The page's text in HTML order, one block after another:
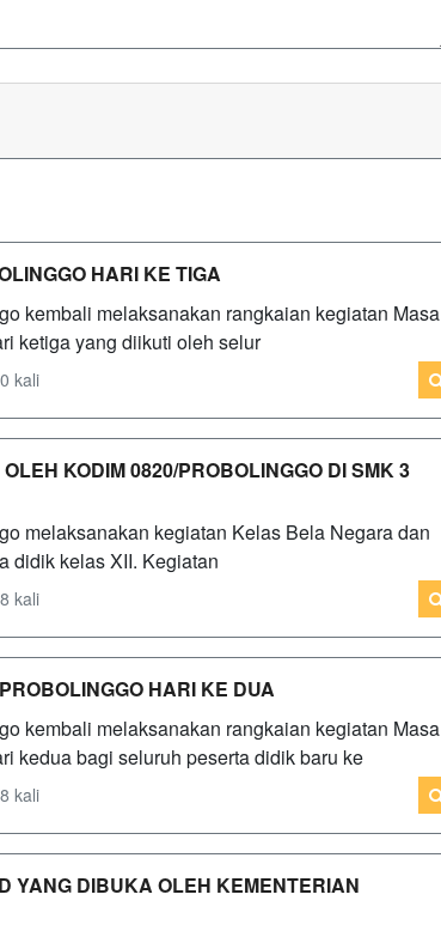
HARI KE TIGA
kembali melaksanakan rangkaian kegiatan Masa
ketiga yang diikuti oleh selur
kali
KODIM 0820/PROBOLINGGO DI SMK 3
melaksanakan kegiatan Kelas Bela Negara dan
didik kelas XII. Kegiatan
kali
HARI KE DUA
kembali melaksanakan rangkaian kegiatan Masa
kedua bagi seluruh peserta didik baru ke
kali
YANG DIBUKA OLEH KEMENTERIAN